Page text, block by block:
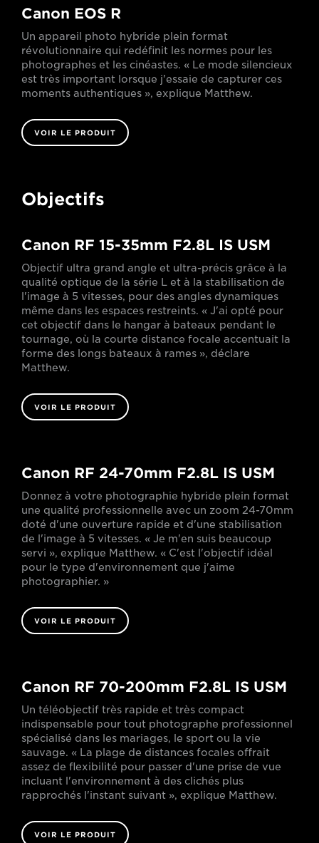
Canon EOS R
Un appareil photo hybride plein format
révolutionnaire qui redéfinit les normes pour les
photographes et les cinéastes. « Le mode silencieux
est très important lorsque j'essaie de capturer ces
moments authentiques », explique Matthew.
VOIR LE PRODUIT
Objectifs
Canon RF 15-35mm F2.8L IS USM
Objectif ultra grand angle et ultra-précis grâce à la
qualité optique de la série L et à la stabilisation de
l'image à 5 vitesses, pour des angles dynamiques
même dans les espaces restreints. « J'ai opté pour
cet objectif dans le hangar à bateaux pendant le
tournage, où la courte distance focale accentuait la
forme des longs bateaux à rames », déclare
Matthew.
VOIR LE PRODUIT
Canon RF 24-70mm F2.8L IS USM
Donnez à votre photographie hybride plein format
une qualité professionnelle avec un zoom 24-70mm
doté d'une ouverture rapide et d'une stabilisation
de l'image à 5 vitesses. « Je m'en suis beaucoup
servi », explique Matthew. « C'est l'objectif idéal
pour le type d'environnement que j'aime
photographier. »
VOIR LE PRODUIT
Canon RF 70-200mm F2.8L IS USM
Un téléobjectif très rapide et très compact
indispensable pour tout photographe professionnel
spécialisé dans les mariages, le sport ou la vie
sauvage. « La plage de distances focales offrait
assez de flexibilité pour passer d'une prise de vue
incluant l'environnement à des clichés plus
rapprochés l'instant suivant », explique Matthew.
VOIR LE PRODUIT